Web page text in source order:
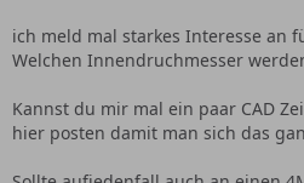
ich meld mal starkes Interesse an
Welchen Innendruchmesser
Kannst du mir mal ein paar CAD
hier posten damit man sich das